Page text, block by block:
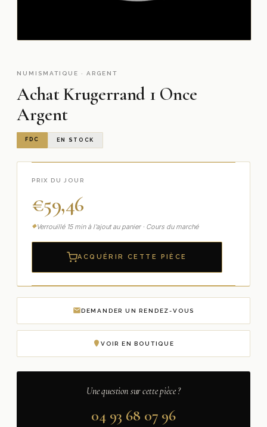
NUMISMATIQUE · ARGENT
Achat Krugerrand 1 Once
Argent
FDC EN STOCK
PRIX DU JOUR
€59,46
Verrouillé 15 min à l’ajout au panier · Cours du marché
ACQUÉRIR CETTE PIÈCE
DEMANDER UN RENDEZ-VOUS
VOIR EN BOUTIQUE
Une question sur cette pièce ?
04 93 68 07 96